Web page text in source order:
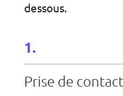
dessous.
Prise de contact